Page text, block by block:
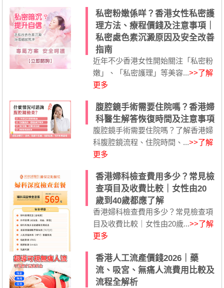
私密粉嫩係咩？香港女性私密護
理方法、療程價錢及注意事項｜
私密處色素沉澱原因及安全改善
指南
近年不少香港女性開始關注「私密粉
嫩」、「私密護理」等美容...>>了解
更多
腹腔鏡手術需要住院嗎？香港婦
科醫生解答恢復時間及注意事項
腹腔鏡手術需要住院嗎？了解香港婦
科腹腔鏡流程、住院時間、...>>了解
更多
香港婦科檢查費用多少？常見檢
查項目及收費比較｜女性由20
歲到40歲都應了解
香港婦科檢查費用多少？常見檢查項
目及收費比較｜女性由20歲...>>了解
更多
香港人工流產價錢2026｜藥
流、吸宮、無痛人流費用比較及
流程全解析